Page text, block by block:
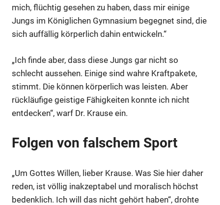
mich, flüchtig gesehen zu haben, dass mir einige
Jungs im Königlichen Gymnasium begegnet sind, die
sich auffällig körperlich dahin entwickeln.“
„Ich finde aber, dass diese Jungs gar nicht so
schlecht aussehen. Einige sind wahre Kraftpakete,
stimmt. Die können körperlich was leisten. Aber
rückläufige geistige Fähigkeiten konnte ich nicht
entdecken“, warf Dr. Krause ein.
Folgen von falschem Sport
„Um Gottes Willen, lieber Krause. Was Sie hier daher
reden, ist völlig inakzeptabel und moralisch höchst
bedenklich. Ich will das nicht gehört haben“, drohte